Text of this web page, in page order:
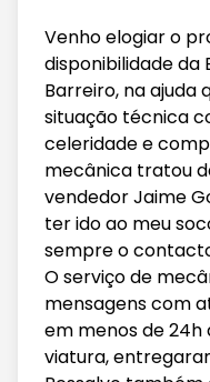
Venho elogiar o
disponibilidade da
Barreiro, na ajuda
situação técnica
celeridade e
mecânica tratou
vendedor Jaime
ter ido ao meu
sempre o
O serviço de
mensagens com
em menos de
viatura,